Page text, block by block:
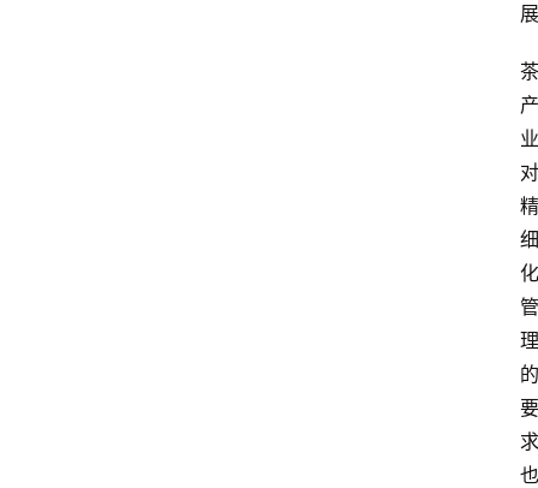
展
茶
产
业
对
精
细
化
管
理
的
要
求
也